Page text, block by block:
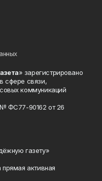
» зарегистрировано
сфере связи,
коммуникаций
ФС77-90162 от 26
газету»
активная